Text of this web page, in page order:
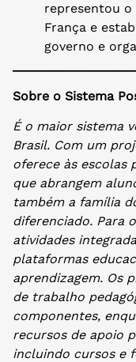
representou
França e
governo e
Sobre o Sistema
É o maior sistema
Brasil. Com um
oferece às escolas
que abrangem
também a família
diferenciado. Para
atividades
plataformas
aprendizagem. Os
de trabalho
componentes,
recursos de apoio
incluindo cursos e